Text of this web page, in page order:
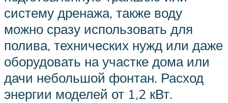
систему дренажа, также воду
можно сразу использовать для
полива, технических нужд или даже
оборудовать на участке дома или
дачи небольшой фонтан. Расход
энергии моделей от 1,2 кВт.